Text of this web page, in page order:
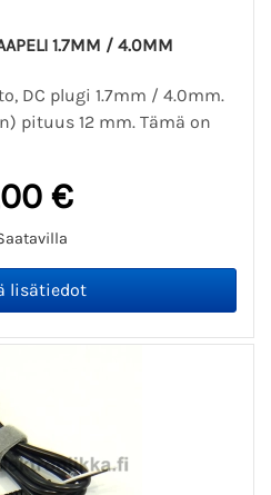
1.7MM / 4.0MM
DC plugi 1.7mm / 4.0mm.
pituus 12 mm. Tämä on
€